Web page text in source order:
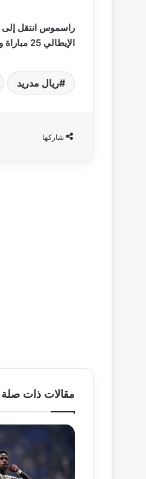
راسموس انتقل إلى
الإيطالي 25 مباراة وسجل 8 أهداف وصنع هدفين.
ريال مدريد
شاركها
مقالات ذات صلة